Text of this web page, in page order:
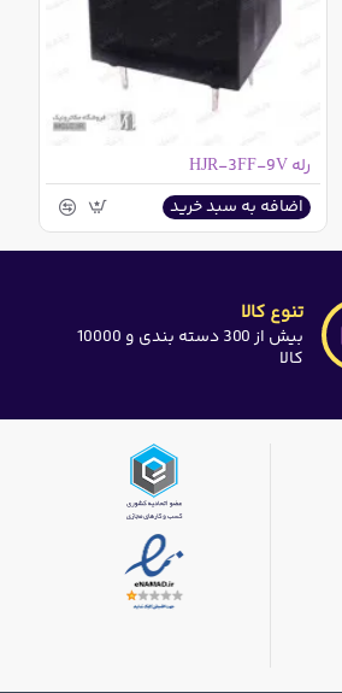
رله HJR-3FF-9V
اضافه به سبد خرید
تنوع کالا
بیش از 300 دسته بندی و 10000
کالا